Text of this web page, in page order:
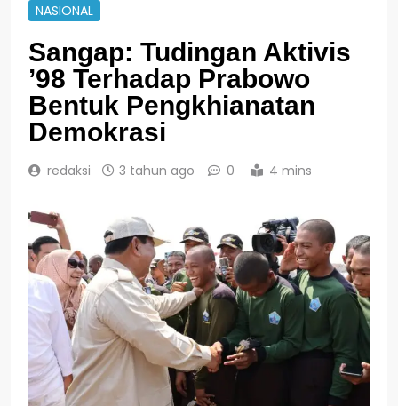
NASIONAL
Sangap: Tudingan Aktivis
’98 Terhadap Prabowo
Bentuk Pengkhianatan
Demokrasi
redaksi 3 tahun ago 0 4 mins